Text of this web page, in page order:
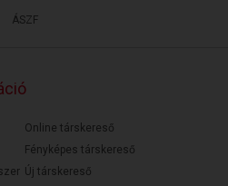
ÁSZF
Online társkereső
Fényképes társkereső
Új társkereső